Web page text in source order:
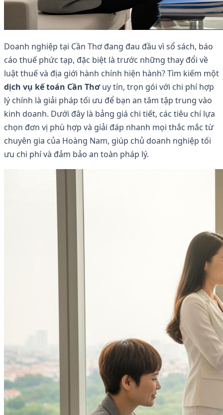
Doanh nghiệp tại Cần Thơ đang đau đầu vì sổ sách, báo
cáo thuế phức tạp, đặc biệt là trước những thay đổi về
luật thuế và địa giới hành chính hiện hành? Tìm kiếm một
dịch vụ kế toán Cần Thơuy tín, trọn gói với chi phí hợp
lý chính là giải pháp tối ưu để bạn an tâm tập trung vào
kinh doanh. Dưới đây là bảng giá chi tiết, các tiêu chí lựa
chọn đơn vị phù hợp và giải đáp nhanh mọi thắc mắc từ
chuyên gia của Hoàng Nam, giúp chủ doanh nghiệp tối
ưu chi phí và đảm bảo an toàn pháp lý.